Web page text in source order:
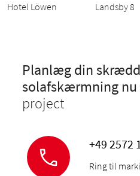
Hotel Löwen Landsby 8
Planlæg din
solafskærmning nu
project
+49 2572
Ring til